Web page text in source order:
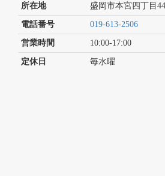
所在地 盛岡市本宮四丁目
電話番号 019-613-2506
営業時間 10:00-17:00
定休日 毎水曜